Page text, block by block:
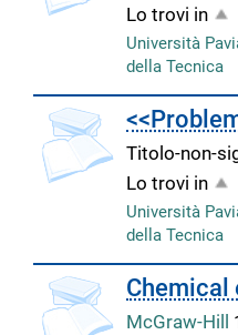
Lo trovi in
Università
della Tecnica
copertina
Titolo-non-
Lo trovi in
Università
della Tecnica
Chemical
McGraw-Hill